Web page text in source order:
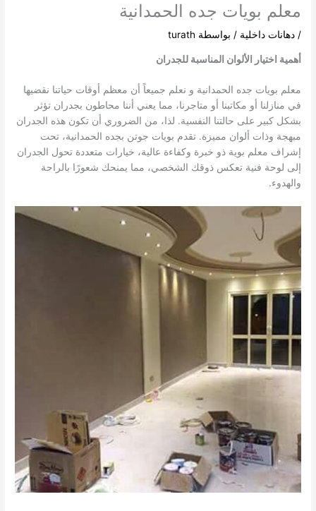
معلم بويات جده الحمدانية
/دهانات داخلية / بواسطة turath
أهمية اختيار الألوان المناسبة للجدران
معلم بويات جده الحمدانية و نعلم جميعاً أن معظم أوقات حياتنا نقضيها
في منازلنا أو مكاتبنا أو متاجرنا، مما يعني أننا محاطون بجدران تؤثر
بشكل كبير على حالتنا النفسية. لذا، من الضروري أن تكون هذه الجدران
مبهجة وذات ألوان مميزة. تقدم بويات جوتن بجده الحمدانية، تحت
إشراف معلم بوية ذو خبرة وكفاءة عالية، خيارات متعددة تحول الجدران
إلى لوحة فنية تعكس ذوقك الشخصي، مما يمنحك شعورًا بالراحة
والهدوء.